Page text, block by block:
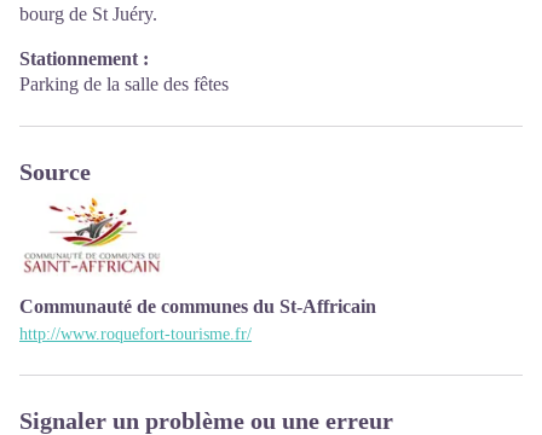
bourg de St Juéry.
Stationnement :
Parking de la salle des fêtes
Source
Communauté de communes du St-Affricain
http://www.roquefort-tourisme.fr/
Signaler un problème ou une erreur